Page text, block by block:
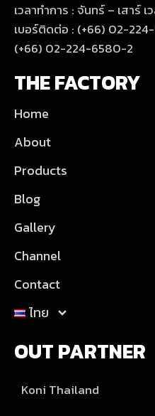
เวลาทำการ : จันทร์ – เสาร์
เบอร์ติดต่อ : (+66) 02-
(+66) 02-224-6580-2
THE FACTORY
Home
About
Products
Blog
Gallery
Channel
Contact
ไทย
OUT PARTNER
Koni Thailand